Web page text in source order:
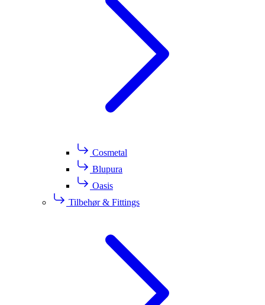
Cosmetal
Blupura
Oasis
Tilbehør & Fittings